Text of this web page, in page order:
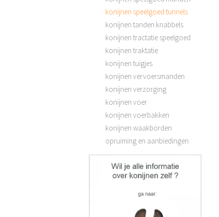
konijnen speelgoed tunnels
konijnen tanden knabbels
konijnen tractatie speelgoed
konijnen traktatie
konijnen tuigjes
konijnen vervoersmanden
konijnen verzorging
konijnen voer
konijnen voerbakken
konijnen waakborden
opruiming en aanbiedingen